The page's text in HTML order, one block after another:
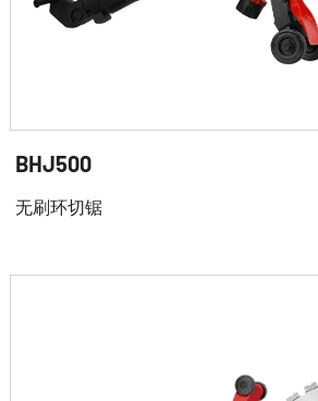
BHJ500
无刷环切锯